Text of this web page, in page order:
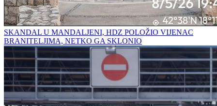
SKANDAL U MANDALJENI, HDZ POLOŽIO VIJENAC
BRANITELJIMA, NETKO GA SKLONIO